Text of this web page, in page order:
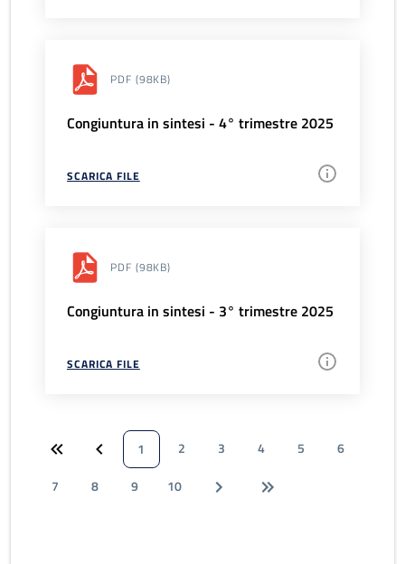
PDF (98KB)
Congiuntura in sintesi - 4° trimestre 2025
SCARICA FILE
PDF (98KB)
Congiuntura in sintesi - 3° trimestre 2025
SCARICA FILE
1 2 3 4 5
6
7
8 9 10